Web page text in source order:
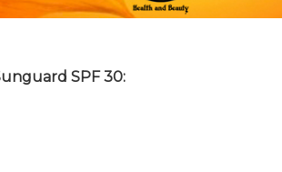
SPF 30: